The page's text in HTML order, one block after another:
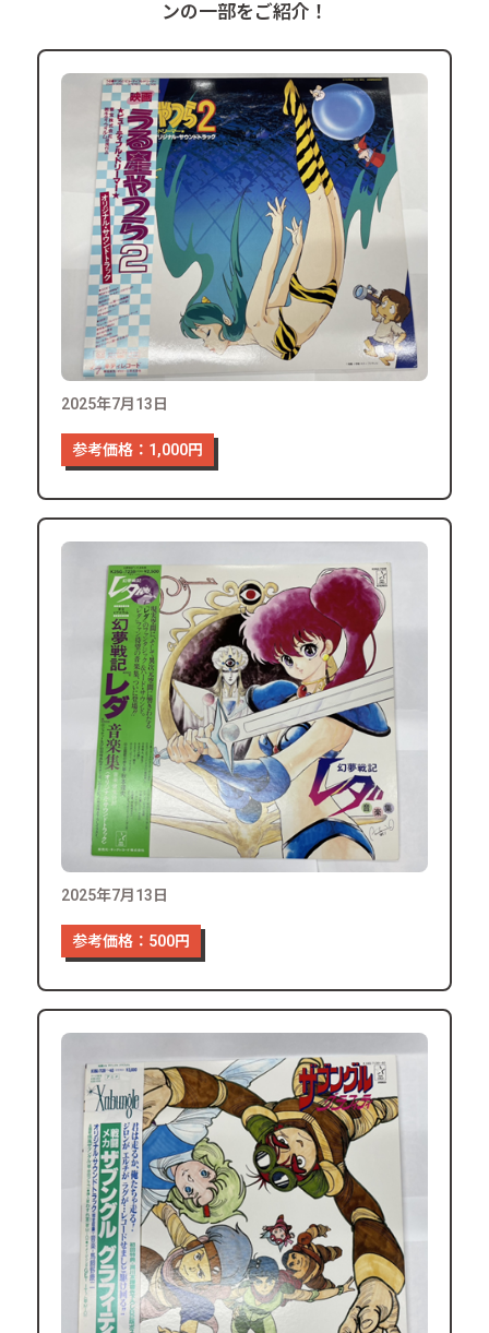
ンの一部をご紹介！
2025年7月13日
参考価格：1,000円
2025年7月13日
参考価格：500円